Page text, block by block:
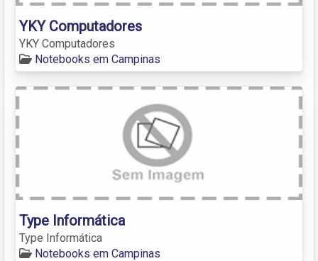
YKY Computadores
YKY Computadores
Notebooks em Campinas
Type Informática
Type Informática
Notebooks em Campinas